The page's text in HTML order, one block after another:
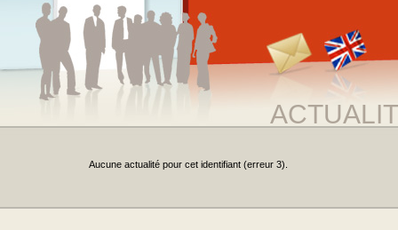
Aucune actualité pour cet identifiant (erreur 3).